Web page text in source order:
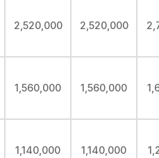
2,520,000 2,520,000
1,560,000 1,560,000
1,140,000 1,140,000